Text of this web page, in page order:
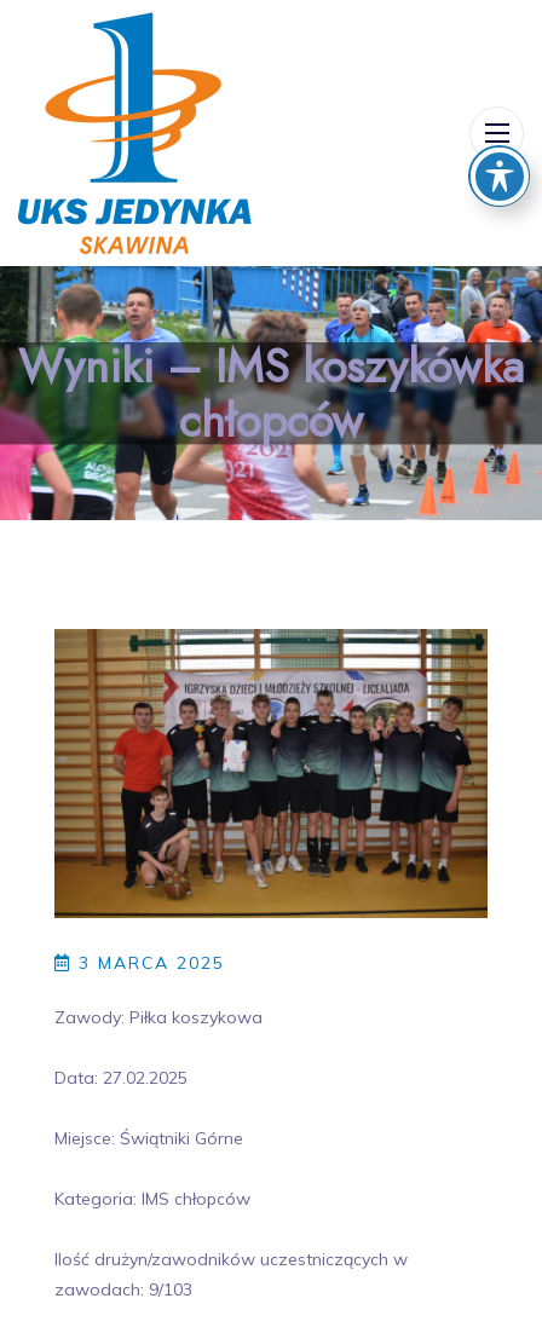
Wyniki – IMS koszykówka
chłopców
3 MARCA 2025
Zawody: Piłka koszykowa
Data: 27.02.2025
Miejsce: Świątniki Górne
Kategoria: IMS chłopców
Ilość drużyn/zawodników uczestniczących w
zawodach: 9/103